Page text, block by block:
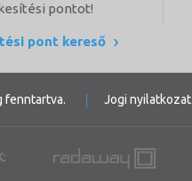
pontot!
pont kereső
fenntartva. Jogi nyilatkozat